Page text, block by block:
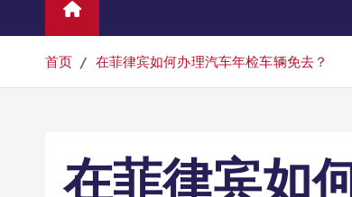
首页 在菲律宾如何办理汽车年检车辆免去？
在菲律宾如